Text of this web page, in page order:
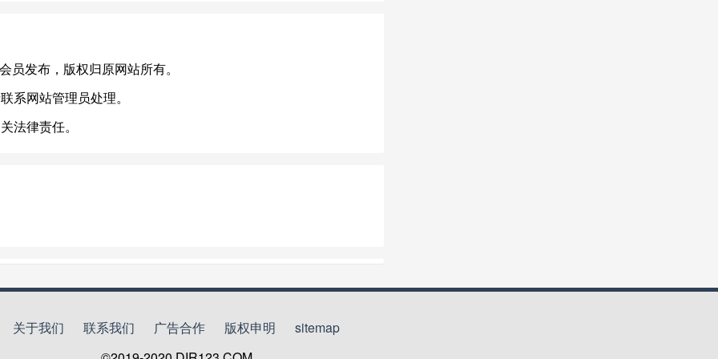
员发布，版权归原网站所有。
系网站管理员处理。
法律责任。
关于我们 联系我们 广告合作 版权申明
sitemap